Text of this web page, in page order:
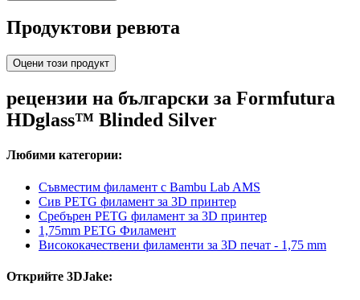
Продуктови ревюта
Оцени този продукт
рецензии на български за Formfutura
HDglass™ Blinded Silver
Любими категории:
Съвместим филамент с Bambu Lab AMS
Сив PETG филамент за 3D принтер
Сребърен PETG филамент за 3D принтер
1,75mm PETG Филамент
Висококачествени филаменти за 3D печат - 1,75 mm
Открийте 3DJake: